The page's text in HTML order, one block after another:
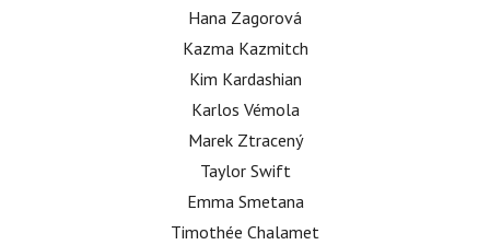
Hana Zagorová
Kazma Kazmitch
Kim Kardashian
Karlos Vémola
Marek Ztracený
Taylor Swift
Emma Smetana
Timothée Chalamet